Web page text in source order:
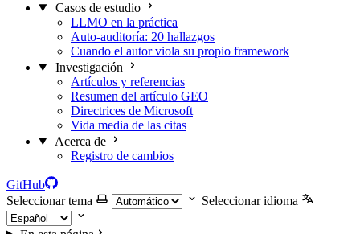
Casos de estudio
LLMO en la práctica
Auto-auditoría: 20 hallazgos
Cuando el autor viola su propio framework
Investigación
Artículos y referencias
Resumen del artículo GEO
Directrices de Microsoft
Vida media de las citas
Acerca de
Registro de cambios
GitHub
Seleccionar tema
Seleccionar idioma